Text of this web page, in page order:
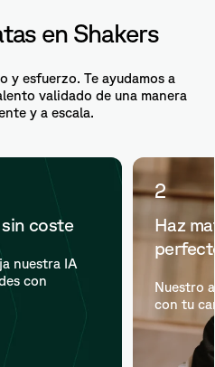
en Shakers
y esfuerzo. Te ayudamos a
validado de una manera
y a escala.
coste
nuestra IA
con
2
Haz
Nuestro
con tu